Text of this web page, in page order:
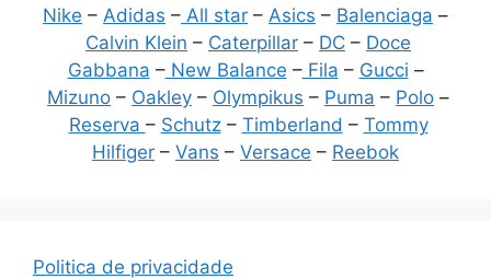
Nike – Adidas – All star – Asics – Balenciaga –
Calvin Klein – Caterpillar – DC – Doce
Gabbana –New Balance –Fila – Gucci –
Mizuno – Oakley – Olympikus – Puma – Polo –
Reserva – Schutz– Timberland – Tommy
Hilfiger – Vans – Versace – Reebok
Politica de privacidade